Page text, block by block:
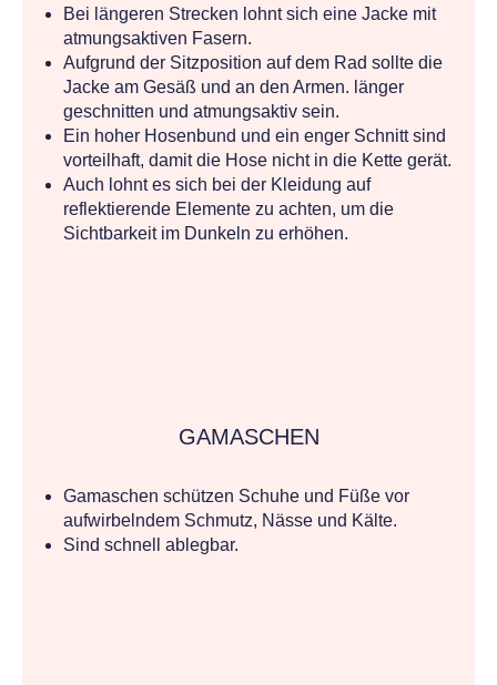
Bei längeren Strecken lohnt sich eine Jacke mit
atmungsaktiven Fasern.
Aufgrund der Sitzposition auf dem Rad sollte die
Jacke am Gesäß und an den Armen. länger
geschnitten und atmungsaktiv sein.
Ein hoher Hosenbund und ein enger Schnitt sind
vorteilhaft, damit die Hose nicht in die Kette gerät.
Auch lohnt es sich bei der Kleidung auf
reflektierende Elemente zu achten, um die
Sichtbarkeit im Dunkeln zu erhöhen.
GAMASCHEN
Gamaschen schützen Schuhe und Füße vor
aufwirbelndem Schmutz, Nässe und Kälte.
Sind schnell ablegbar.